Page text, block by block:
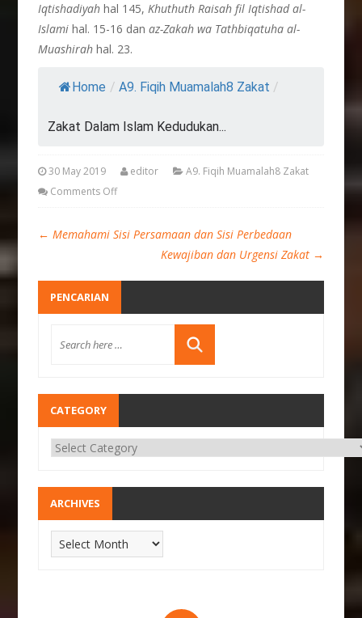
Iqtishadiyah hal 145,Khuthuth Raisah fil Iqtishad al-
Islami hal. 15-16 danaz-Zakah wa Tathbiqatuha al-
Muashirah hal. 23.
Home / A9. Fiqih Muamalah8 Zakat /
Zakat Dalam Islam Kedudukan...
30 May 2019 editor
A9. Fiqih Muamalah8 Zakat
Comments Off
← Memahami Sisi Persamaan dan Sisi Perbedaan
Kewajiban dan Urgensi Zakat →
PENCARIAN
CATEGORY
ARCHIVES